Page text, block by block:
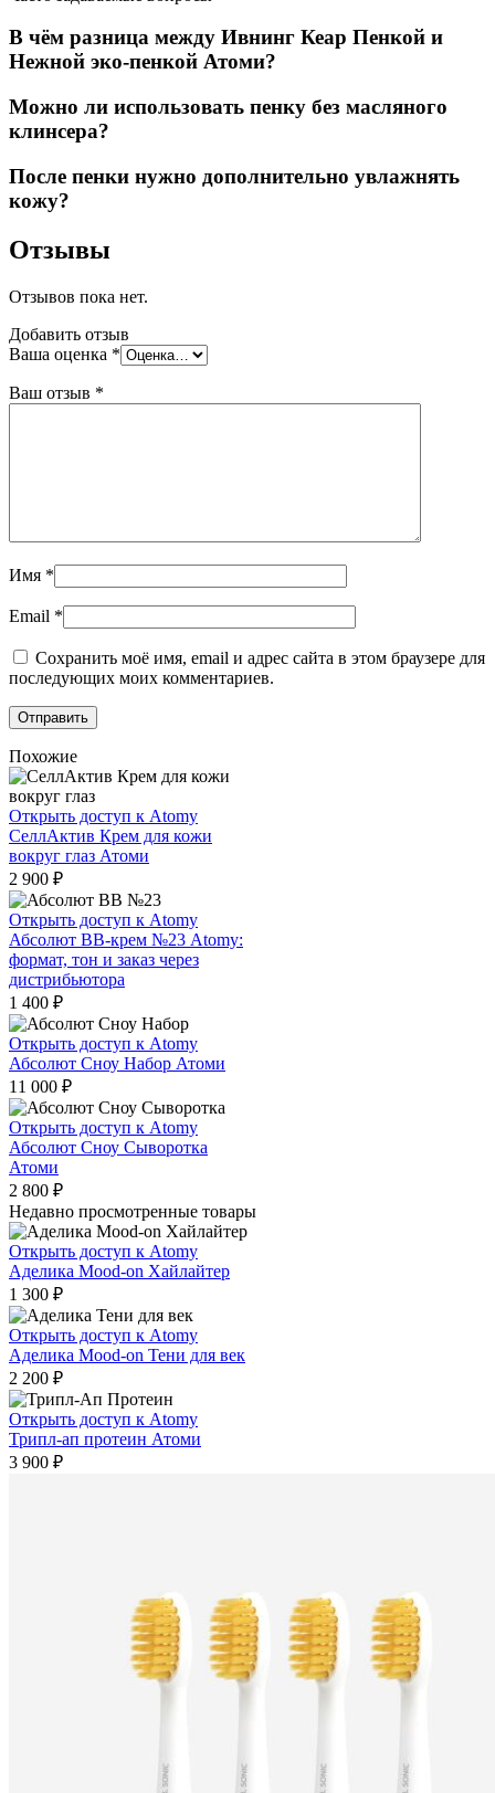
В чём разница между Ивнинг Кеар Пенкой и
Нежной эко-пенкой Атоми?
Можно ли использовать пенку без масляного
клинсера?
После пенки нужно дополнительно увлажнять
кожу?
Отзывы
Отзывов пока нет.
Добавить отзыв
Ваша оценка *
Ваш отзыв *
Имя *
Email *
Сохранить моё имя, email и адрес сайта в этом браузере для
последующих моих комментариев.
Похожие
Открыть доступ к Atomy
СеллАктив Крем для кожи
вокруг глаз Атоми
2 900 ₽
Открыть доступ к Atomy
Абсолют BB-крем №23 Atomy:
формат, тон и заказ через
дистрибьютора
1 400 ₽
Открыть доступ к Atomy
Абсолют Сноу Набор Атоми
11 000 ₽
Открыть доступ к Atomy
Абсолют Сноу Сыворотка
Атоми
2 800 ₽
Недавно просмотренные товары
Открыть доступ к Atomy
Аделика Mood-on Хайлайтер
1 300 ₽
Открыть доступ к Atomy
Аделика Mood-on Тени для век
2 200 ₽
Открыть доступ к Atomy
Трипл-ап протеин Атоми
3 900 ₽